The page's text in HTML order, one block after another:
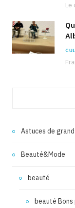
Astuces de
Beauté&Mode
beauté
beauté Bons